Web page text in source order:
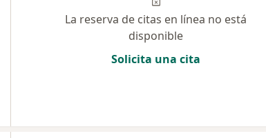
La reserva de citas en línea no está
disponible
Solicita una cita